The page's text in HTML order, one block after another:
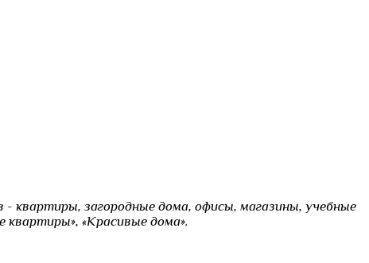
квартиры, загородные дома, офисы, магазины, учебные
квартиры», «Красивые дома».